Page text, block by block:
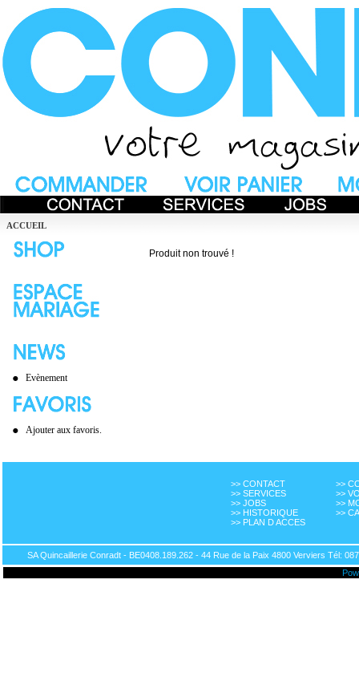
ACCUEIL
Evènement
Ajouter aux favoris.
Produit non trouvé !
>> CONTACT
>> SERVICES
>> JOBS
>> HISTORIQUE
>> PLAN D ACCES
>>
>>
>>
>>
SA Quincaillerie Conradt - BE0408.189.262 - 44 Rue de la Paix 4800 Verviers Tél: